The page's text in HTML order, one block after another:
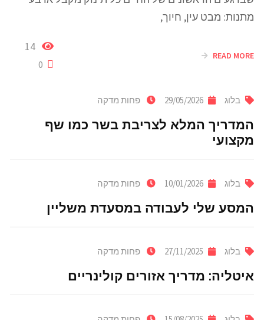
מתנות: מבט עין, חיוך,
READ MORE
14
0
בלוג 29/05/2026 פחות מדקה
המדריך המלא לצריבת בשר כמו שף
מקצועי
בלוג 10/01/2026 פחות מדקה
המסע שלי לעבודה במסעדת משליין
בלוג 27/11/2025 פחות מדקה
איטליה: מדריך אזורים קולינריים